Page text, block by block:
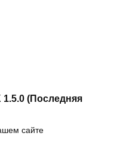
1.5.0 (Последняя
сайте